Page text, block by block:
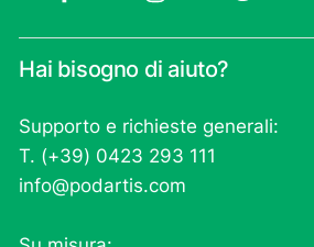
Hai bisogno di aiuto?
Supporto e richieste generali:
T. (+39) 0423 293 111
info@podartis.com